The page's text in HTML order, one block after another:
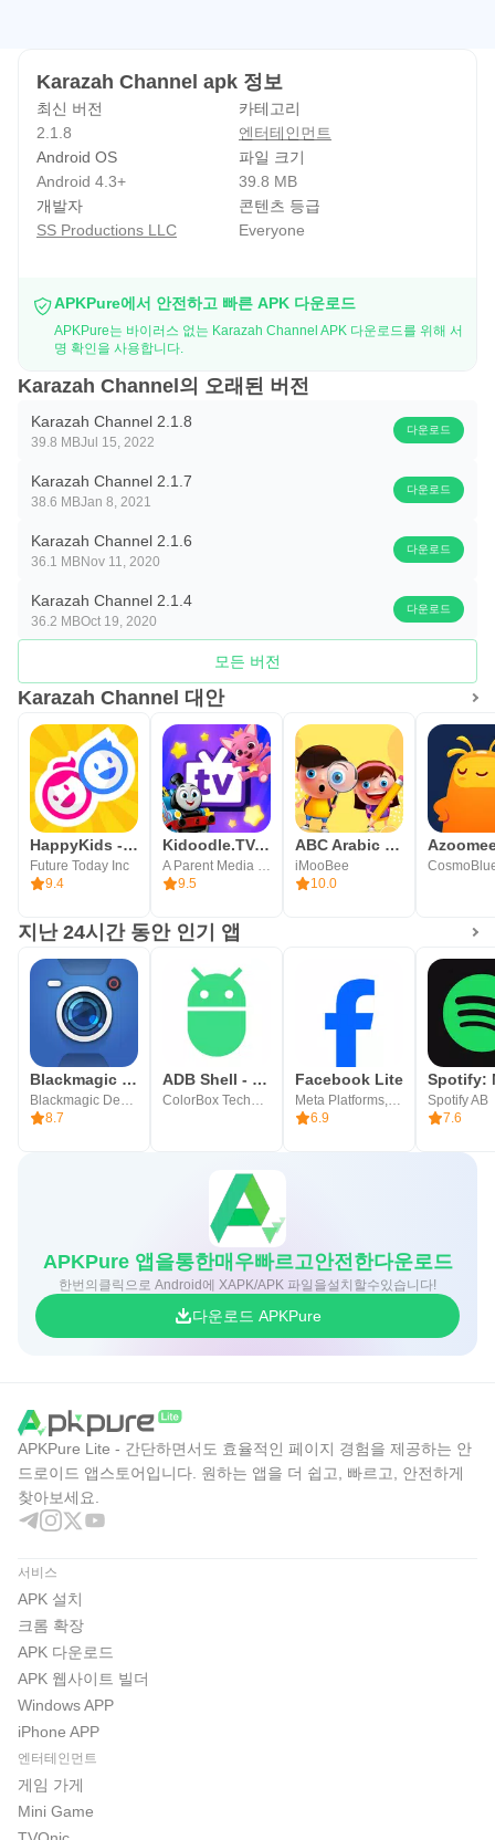
는 어린이 교육 업계의 현 상태에 도전하기로 결정했습니다.
우리의 약속
미디어 및 교육 분야의 전문가가 준비한 Karazah의 혁신적
인 컨텐츠는 자녀에게 최고의 초기 학습 경험을 보장합니다.
YouTube 채널에 대한 자녀의 노출이 아랍어의 특이한 아름
다움에 대한 성장과 태도에 큰 영향을 미칠 것으로 확신합니
지원팀:
appsupport@karazahchannel.com
Karazah Channel apk 정보
최신 버전
2.1.8
카테고리
엔터테인먼트
Android OS
Android 4.3+
파일 크기
39.8 MB
개발자
SS Productions LLC
콘텐츠 등급
Everyone
APKPure에서 안전하고 빠른 APK 다운로드
APKPure는 바이러스 없는 Karazah Channel APK 다운로드를 위해 서
명 확인을 사용합니다.
Karazah Channel의 오래된 버전
Karazah Channel 2.1.8
39.8 MBJul 15, 2022
다운로드
Karazah Channel 2.1.7
38.6 MBJan 8, 2021
다운로드
Karazah Channel 2.1.6
36.1 MBNov 11, 2020
다운로드
Karazah Channel 2.1.4
36.2 MBOct 19, 2020
다운로드
모든 버전
Karazah Channel 대안
HappyKids - Kid-Safe Videos
Future Today Inc
9.4
Kidoodle.TV: Movies, TV, Fun!
A Parent Media Co. Inc.
9.5
ABC Arabic for kids لمسه براعم
iMooBee
10.0
지난 24시간 동안 인기 앱
Blackmagic Camera
Blackmagic Design Inc.
8.7
ADB Shell - Debug Toolbox
ColorBox Technology
Facebook Lite
Meta Platforms, Inc.
6.9
Spotify AB
7.6
APKPure 앱을통한매우빠르고안전한다운로드
한번의클릭으로 Android에 XAPK/APK 파일을설치할수있습니다!
다운로드 APKPure
APKPure Lite - 간단하면서도 효율적인 페이지 경험을 제공하는 안
드로이드 앱스토어입니다. 원하는 앱을 더 쉽고, 빠르고, 안전하게
찾아보세요.
서비스
APK 설치
크롬 확장
APK 다운로드
APK 웹사이트 빌더
Windows APP
iPhone APP
엔터테인먼트
게임 가게
Mini Game